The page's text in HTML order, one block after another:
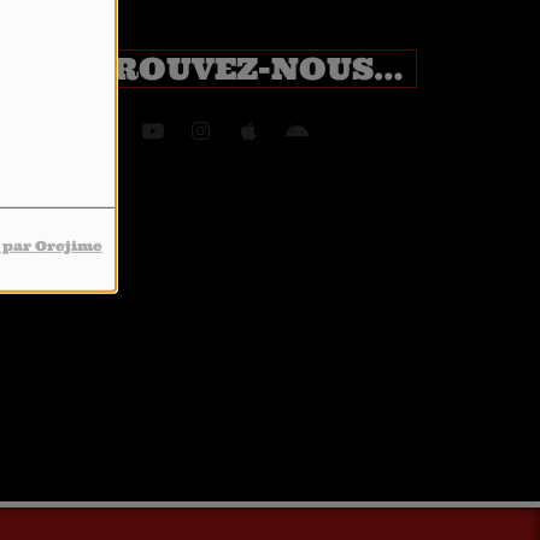
Orejime
RETROUVEZ-NOUS SUR